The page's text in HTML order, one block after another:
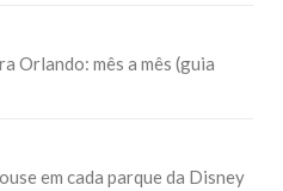
Orlando: mês a mês (guia
em cada parque da Disney